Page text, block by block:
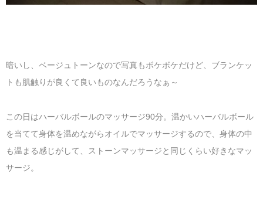
暗いし、ベージュトーンなので写真もボケボケだけど、ブランケッ
トも肌触りが良くて良いものなんだろうなぁ～
この日はハーバルボールのマッサージ90分。温かいハーバルボール
を当てて身体を温めながらオイルでマッサージするので、身体の中
も温まる感じがして、ストーンマッサージと同じくらい好きなマッ
サージ。